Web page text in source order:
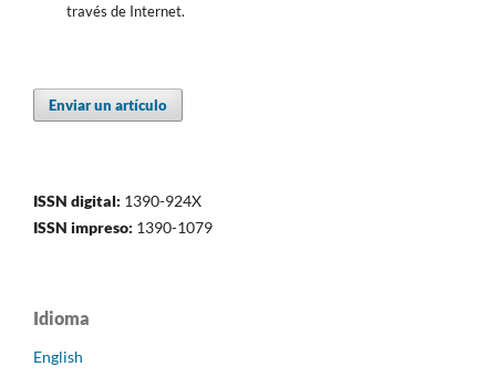
través de Internet.
Enviar un artículo
ISSN digital: 1390-924X
ISSN impreso: 1390-1079
Idioma
English